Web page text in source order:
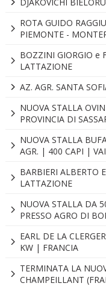
ROTA GUIDO
PIEMONTE -
BOZZINI GIORGIO e
LATTAZIONE
AZ. AGR. SANTA
NUOVA STALLA
PROVINCIA DI
NUOVA STALLA
AGR. | 400 CAPI |
BARBIERI ALBERTO
LATTAZIONE
NUOVA STALLA DA
PRESSO AGRO DI
EARL DE LA
KW | FRANCIA
TERMINATA LA
CHAMPEILLANT